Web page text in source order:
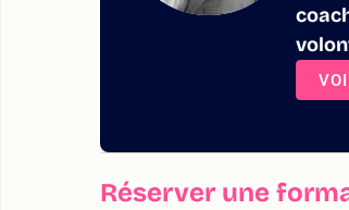
Réserver une